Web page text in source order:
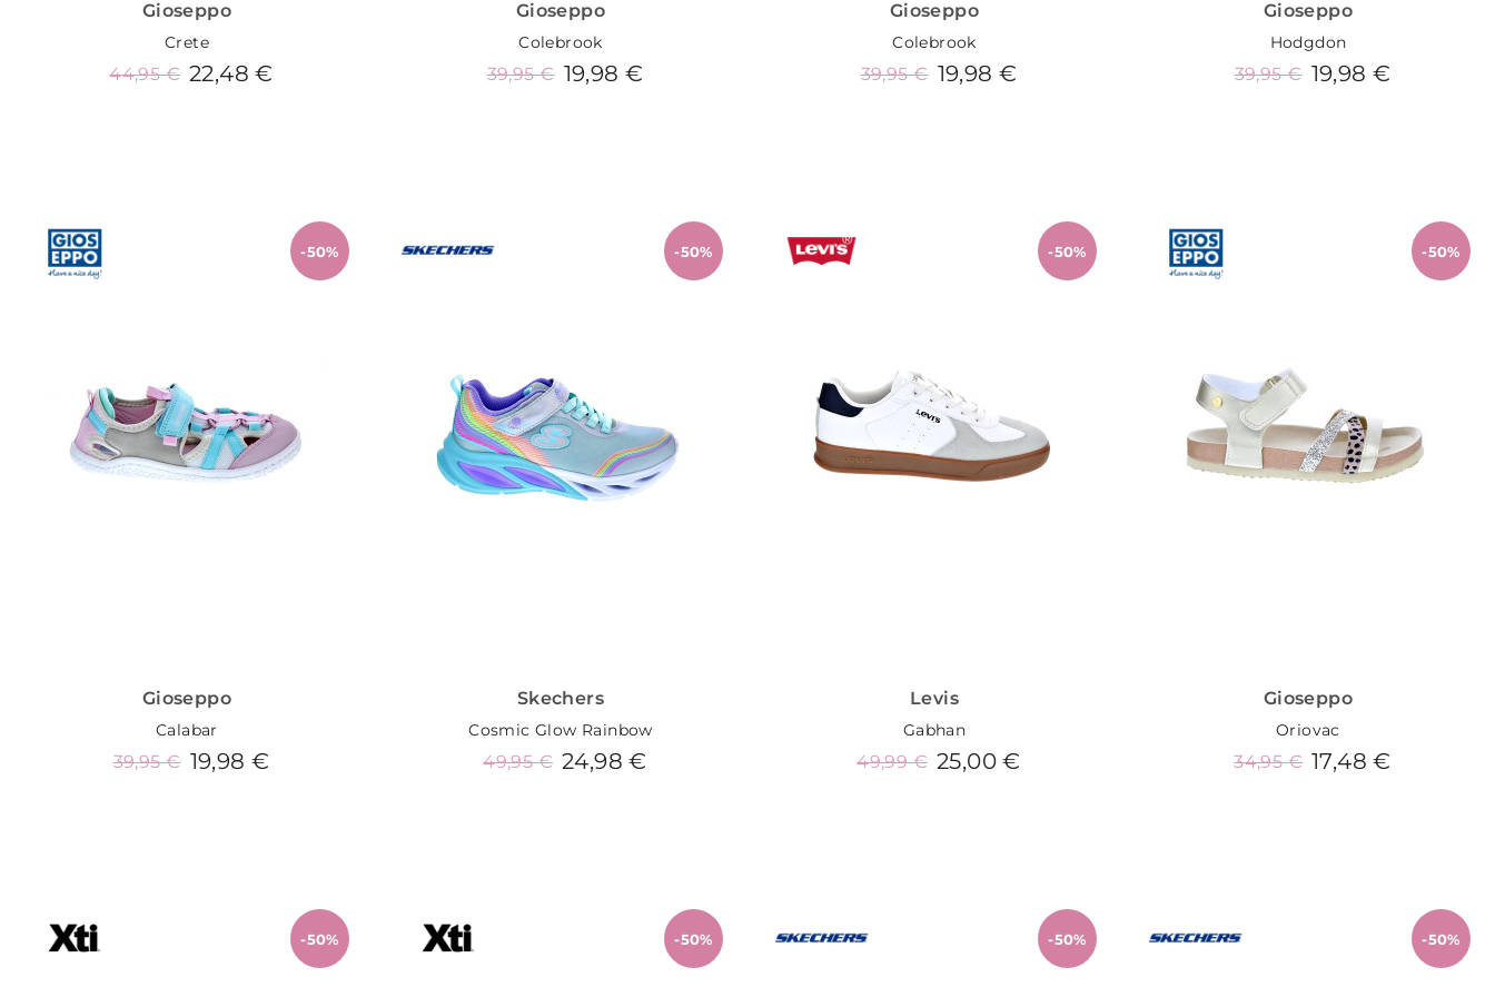
Gioseppo
Crete
22,48 €
44,95 €
Gioseppo
Colebrook
19,98 €
39,95 €
Gioseppo
Colebrook
19,98 €
39,95 €
Gioseppo
Hodgdon
19,98 €
39,95 €
-50%
Gioseppo
Calabar
19,98 €
39,95 €
-50%
Skechers
Cosmic Glow Rainbow
24,98 €
49,95 €
-50%
Levis
Gabhan
25,00 €
49,99 €
-50%
Gioseppo
Oriovac
17,48 €
34,95 €
-50% -50% -50% -50%